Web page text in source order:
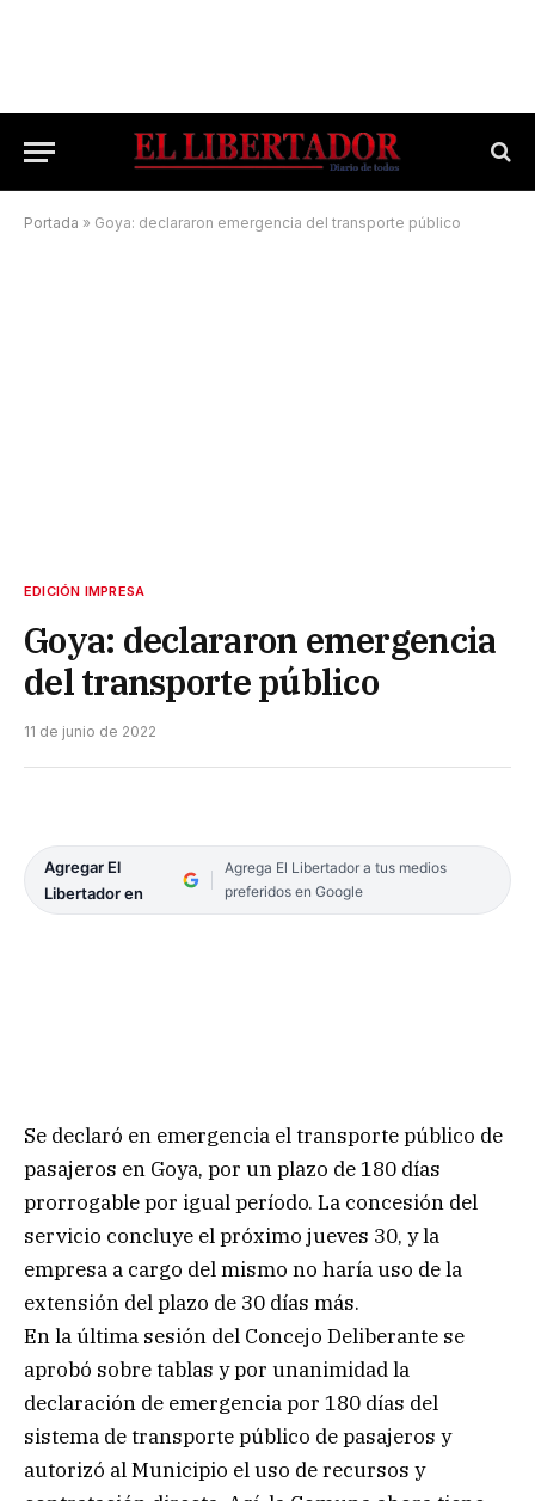
Portada » Goya: declararon emergencia del transporte público
EDICIÓN IMPRESA
Goya: declararon emergencia
del transporte público
11 de junio de 2022
Agregar El
Libertador en
Agrega El Libertador a tus medios
preferidos en Google
Se declaró en emergencia el transporte público de
pasajeros en Goya, por un plazo de 180 días
prorrogable por igual período. La concesión del
servicio concluye el próximo jueves 30, y la
empresa a cargo del mismo no haría uso de la
extensión del plazo de 30 días más.
En la última sesión del Concejo Deliberante se
aprobó sobre tablas y por unanimidad la
declaración de emergencia por 180 días del
sistema de transporte público de pasajeros y
autorizó al Municipio el uso de recursos y